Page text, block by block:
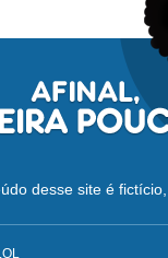
desse site é